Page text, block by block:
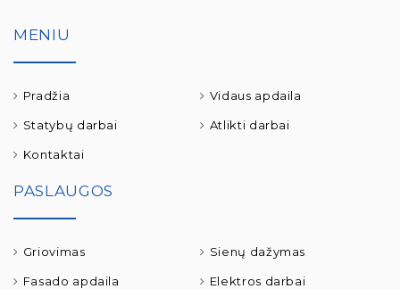
MENIU
Pradžia Vidaus apdaila
Statybų darbai Atlikti darbai
Kontaktai
PASLAUGOS
Griovimas Sienų dažymas
Fasado apdaila Elektros darbai